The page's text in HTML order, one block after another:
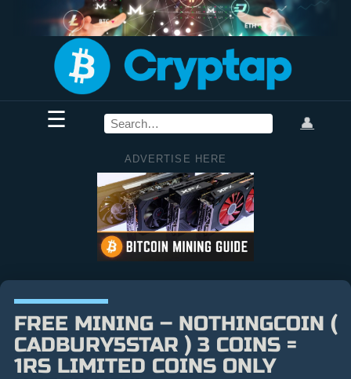
☰ 👤
ADVERTISE HERE
FREE MINING – NOTHINGCOIN (
CADBURY5STAR ) 3 COINS =
1RS LIMITED COINS ONLY